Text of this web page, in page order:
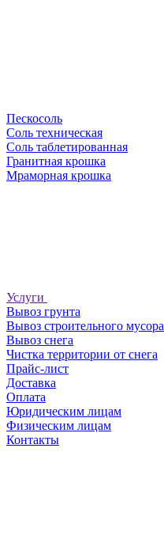
Пескосоль
Соль техническая
Соль таблетированная
Гранитная крошка
Мраморная крошка
Услуги
Вывоз грунта
Вывоз строительного мусора
Вывоз снега
Чистка территории от снега
Прайс-лист
Доставка
Оплата
Юридическим лицам
Физическим лицам
Контакты